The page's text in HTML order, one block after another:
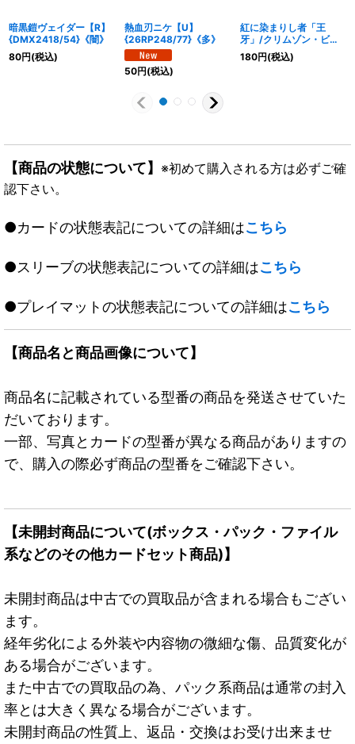
暗黒鎧ヴェイダー【R】
{DMX2418/54}《闇》
80円(税込)
熱血刃ニケ【U】
{26RP248/77}《多》
50円(税込)
紅に染まりし者「王
牙」/クリムゾン・ビク
トリー【SR】
{EX12S13/S20}《火》
180円(税込)
【商品の状態について】 ※初めて購入される方は必ずご確
認下さい。
●カードの状態表記についての詳細はこちら
●スリーブの状態表記についての詳細はこちら
●プレイマットの状態表記についての詳細はこちら
【商品名と商品画像について】
商品名に記載されている型番の商品を発送させていた
だいております。
一部、写真とカードの型番が異なる商品がありますの
で、購入の際必ず商品の型番をご確認下さい。
【未開封商品について(ボックス・パック・ファイル
系などのその他カードセット商品)】
未開封商品は中古での買取品が含まれる場合もござい
ます。
経年劣化による外装や内容物の微細な傷、品質変化が
ある場合がございます。
また中古での買取品の為、パック系商品は通常の封入
率とは大きく異なる場合がございます。
未開封商品の性質上、返品・交換はお受け出来ませ